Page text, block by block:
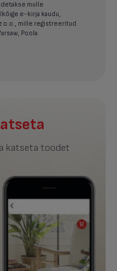
mulle
e-kirja kaudu,
o.o., mille registreeritud
Poola.
katseta toodet